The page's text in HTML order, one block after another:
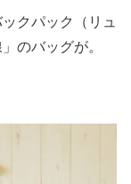
クパック（リュ
のバッグが。